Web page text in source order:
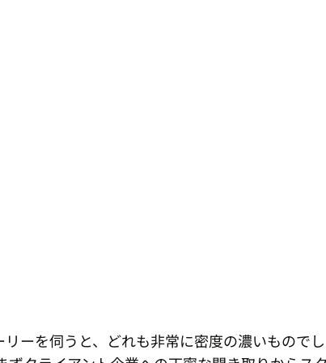
ーを伺うと、どれも非常に密度の濃いもので